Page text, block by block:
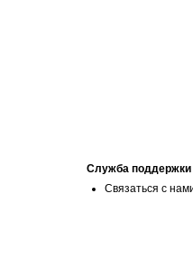
Служба поддержки
Связаться с